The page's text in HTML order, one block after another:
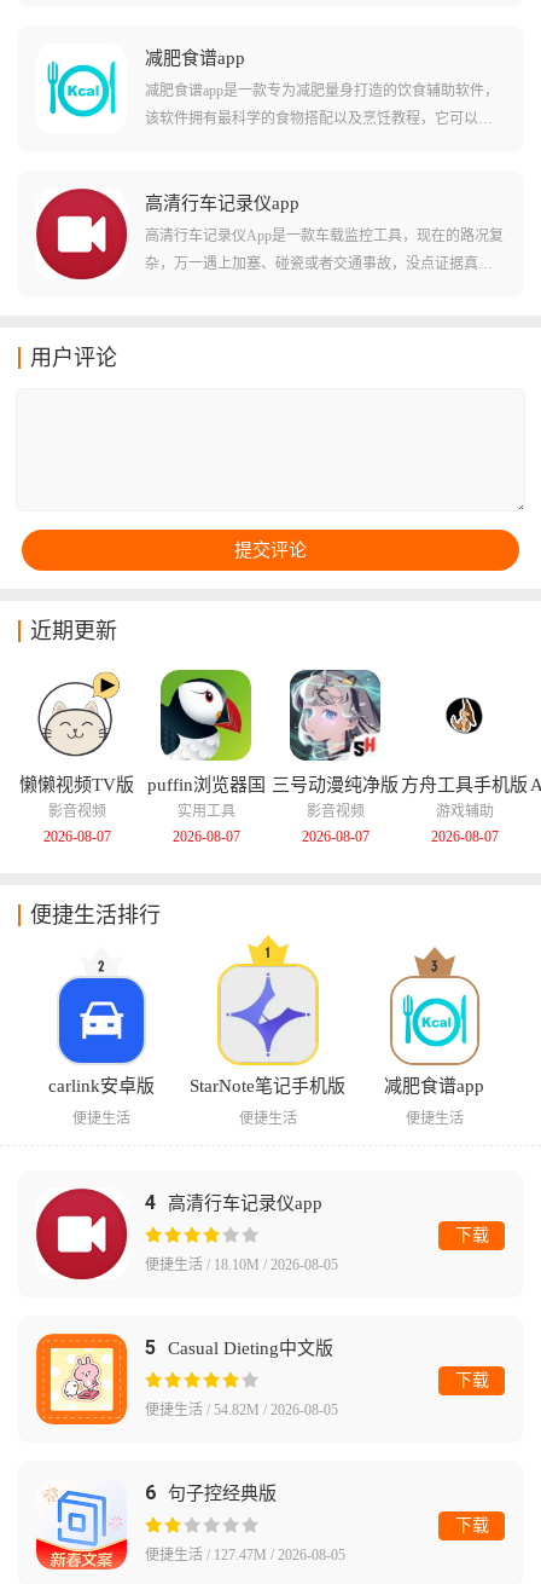
秒变车钥匙，在车机上也能享受导航、音乐、电话、视
频等功能，同时具备强大的投屏性能，支持有线或无线
连接。通过蓝牙完成首次配对后，后续可以自动连接无
唤醒，直接用语音命令汽车执行对应操作，还支持远程
减肥食谱app
减肥食谱app是一款专为减肥量身打造的饮食辅助软件，
该软件拥有最科学的食物搭配以及烹饪教程，它可以有
烹饪教程每一道食谱都标注了详细的食材用量、热量数
值和操作步骤，从10分钟快手早餐到营养均衡的减脂晚
餐，简单易学，小白也能轻松上手。
高清行车记录仪app
高清行车记录仪App是一款车载监控工具，现在的路况复
杂，万一遇上加塞、碰瓷或者交通事故，没点证据真是
用户评论
近期更新
懒懒视频TV版
影音视频
2026-08-07
puffin浏览器国
际版
实用工具
2026-08-07
三号动漫纯净版
影音视频
2026-08-07
方舟工具手机版
游戏辅助
2026-08-07
便捷生活排行
carlink安卓版
便捷生活
StarNote笔记手机版
便捷生活
减肥食谱app
便捷生活
4 高清行车记录仪app
便捷生活 / 18.10M / 2026-08-05
下载
5 Casual Dieting中文版
便捷生活 / 54.82M / 2026-08-05
下载
6 句子控经典版
便捷生活 / 127.47M / 2026-08-05
下载